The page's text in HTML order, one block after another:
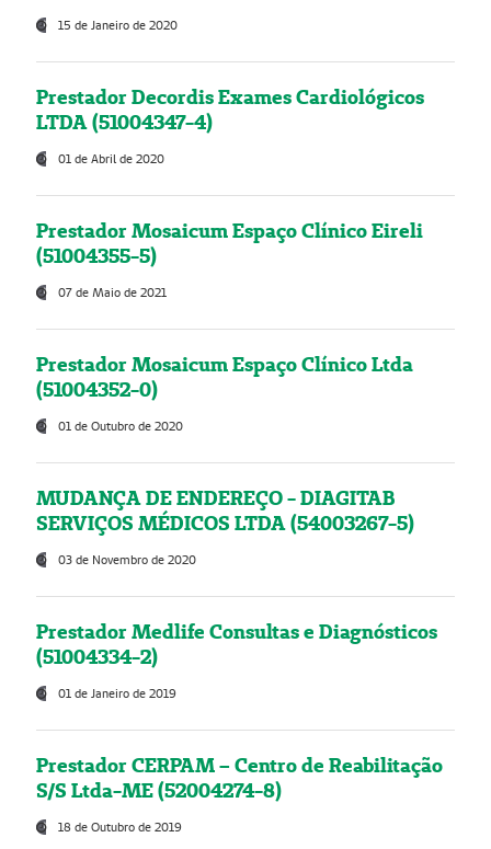
15 de Janeiro de 2020
Prestador Decordis Exames Cardiológicos
LTDA (51004347-4)
01 de Abril de 2020
Prestador Mosaicum Espaço Clínico Eireli
(51004355-5)
07 de Maio de 2021
Prestador Mosaicum Espaço Clínico Ltda
(51004352-0)
01 de Outubro de 2020
MUDANÇA DE ENDEREÇO - DIAGITAB
SERVIÇOS MÉDICOS LTDA (54003267-5)
03 de Novembro de 2020
Prestador Medlife Consultas e Diagnósticos
(51004334-2)
01 de Janeiro de 2019
Prestador CERPAM – Centro de Reabilitação
S/S Ltda-ME (52004274-8)
18 de Outubro de 2019